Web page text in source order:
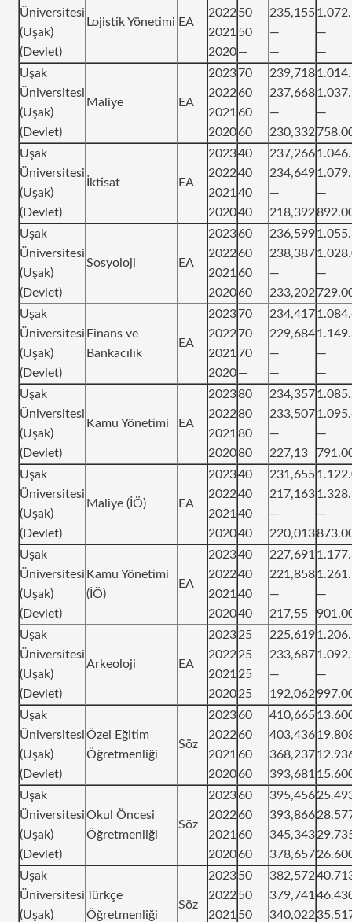
Üniversitesi
(Uşak)
(Devlet)
Lojistik Yönetimi EA
2022
2021
2020
50
50
—
235,155
—
—
—
—
Uşak
Üniversitesi
(Uşak)
(Devlet)
Maliye EA
2023
2022
2021
2020
70
60
60
60
239,718
237,668
—
230,332
—
Uşak
Üniversitesi
(Uşak)
(Devlet)
İktisat EA
2023
2022
2021
2020
40
40
40
40
237,266
234,649
—
218,392
—
Uşak
Üniversitesi
(Uşak)
(Devlet)
Sosyoloji EA
2023
2022
2021
2020
60
60
60
60
236,599
238,387
—
233,202
—
Uşak
Üniversitesi
(Uşak)
(Devlet)
Finans ve
Bankacılık
EA
2023
2022
2021
2020
70
70
70
—
234,417
229,684
—
—
—
—
Uşak
Üniversitesi
(Uşak)
(Devlet)
Kamu Yönetimi EA
2023
2022
2021
2020
80
80
80
80
234,357
233,507
—
227,13
—
Uşak
Üniversitesi
(Uşak)
(Devlet)
Maliye (İÖ) EA
2023
2022
2021
2020
40
40
40
40
231,655
217,163
—
220,013
—
Uşak
Üniversitesi
(Uşak)
(Devlet)
Kamu Yönetimi
(İÖ)
EA
2023
2022
2021
2020
40
40
40
40
227,691
221,858
—
217,55
—
Uşak
Üniversitesi
(Uşak)
(Devlet)
Arkeoloji EA
2023
2022
2021
2020
25
25
25
25
225,619
233,687
—
192,062
—
Uşak
Üniversitesi
(Uşak)
(Devlet)
Özel Eğitim
Öğretmenliği
Söz
2023
2022
2021
2020
60
60
60
60
410,665
403,436
368,237
393,681
Uşak
Üniversitesi
(Uşak)
(Devlet)
Okul Öncesi
Öğretmenliği
Söz
2023
2022
2021
2020
60
60
60
60
395,456
393,866
345,343
378,657
Uşak
Üniversitesi
(Uşak)
Türkçe
Öğretmenliği
Söz
2023
2022
2021
50
50
50
382,572
379,741
340,022